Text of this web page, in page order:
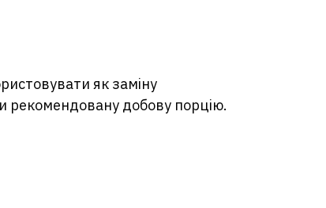
як заміну
рекомендовану добову порцію.